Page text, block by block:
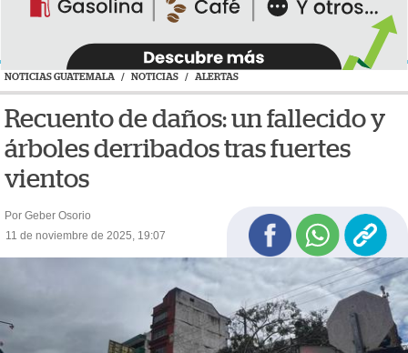
NOTICIAS GUATEMALA / NOTICIAS / ALERTAS
Recuento de daños: un fallecido y
árboles derribados tras fuertes
vientos
Por Geber Osorio
11 de noviembre de 2025, 19:07